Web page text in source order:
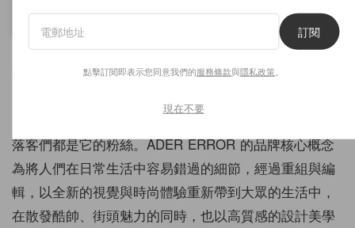
A D E R（@ader_error）分享的貼文
集合時尚與文藝於一身的南韓超人氣街頭品牌
出聯乘合作，使得人氣持續攀升，國內外名人與時尚部
落客們都是它的粉絲。ADERERROR的品牌核心概念
為將人們在日常生活中容易錯過的細節，經過重組與編
輯，以全新的視覺與時尚體驗重新帶到大眾的生活中，
在散發酷帥、街頭魅力的同時，也以高質感的設計美學
訂閱
點擊訂閱即表示您同意我們的服務條款與隱私政策
現在不要